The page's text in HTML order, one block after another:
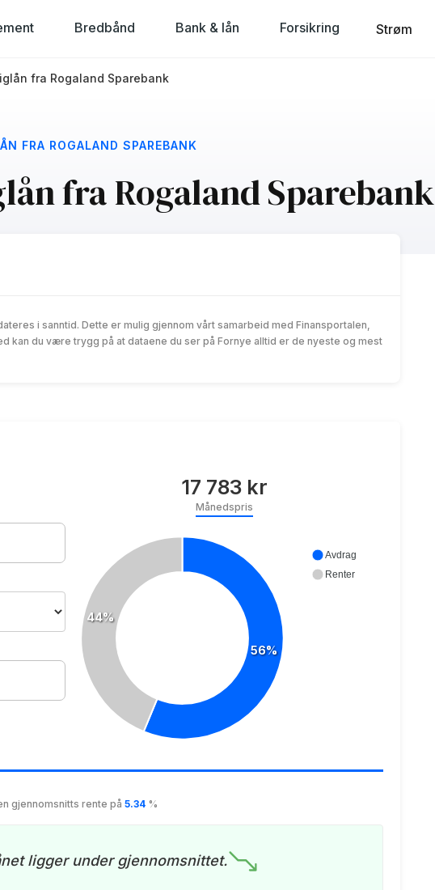
Bredbånd Bank & lån Forsikring Strøm
fra Rogaland Sparebank
FRA ROGALAND SPAREBANK
fra Rogaland Sparebank
i sanntid. Dette er mulig gjennom vårt samarbeid med Finansportalen,
kan du være trygg på at dataene du ser på Fornye alltid er de nyeste og mest
17 783 kr
Månedspris
56%
44%
Avdrag
Renter
gjennomsnitts rente på 5.34 %
ligger under gjennomsnittet.